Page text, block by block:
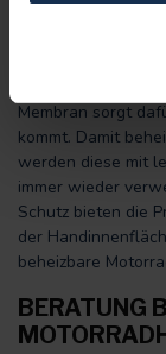
verschiedene
Membran sorgt
kommt. Damit
werden diese mit
immer wieder
Schutz bieten die
der
beheizbare
BERATUNG